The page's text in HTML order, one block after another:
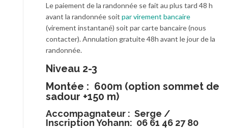
Le paiement de la randonnée se fait au plus tard 48 h
avant la randonnée soit par virement bancaire
(virement instantané) soit par carte bancaire (nous
contacter). Annulation gratuite 48h avant le jour de la
randonnée.
Niveau 2-3
Montée : 600m (option sommet de
sadour +150 m)
Accompagnateur : Serge /
Inscription Yohann: 06 61 46 27 80